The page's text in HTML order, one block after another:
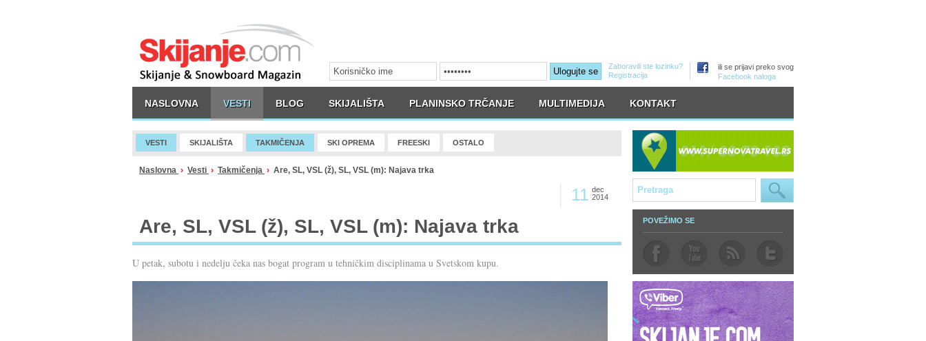
Ulogujte se
Zaboravili ste lozinku?
Registracija
ili se prijavi preko svog
Facebook naloga
NASLOVNA VESTI BLOG SKIJALIŠTA PLANINSKO TRČANJE MULTIMEDIJA KONTAKT
VESTI SKIJALIŠTA TAKMIČENJA SKI OPREMA FREESKI OSTALO
Naslovna › Vesti › Takmičenja › Are, SL, VSL (ž), SL, VSL (m): Najava trka
11 dec
2014
Are, SL, VSL (ž), SL, VSL (m): Najava trka
U petak, subotu i nedelju čeka nas bogat program u tehničkim disciplinama u Svetskom kupu.
POVEŽIMO SE